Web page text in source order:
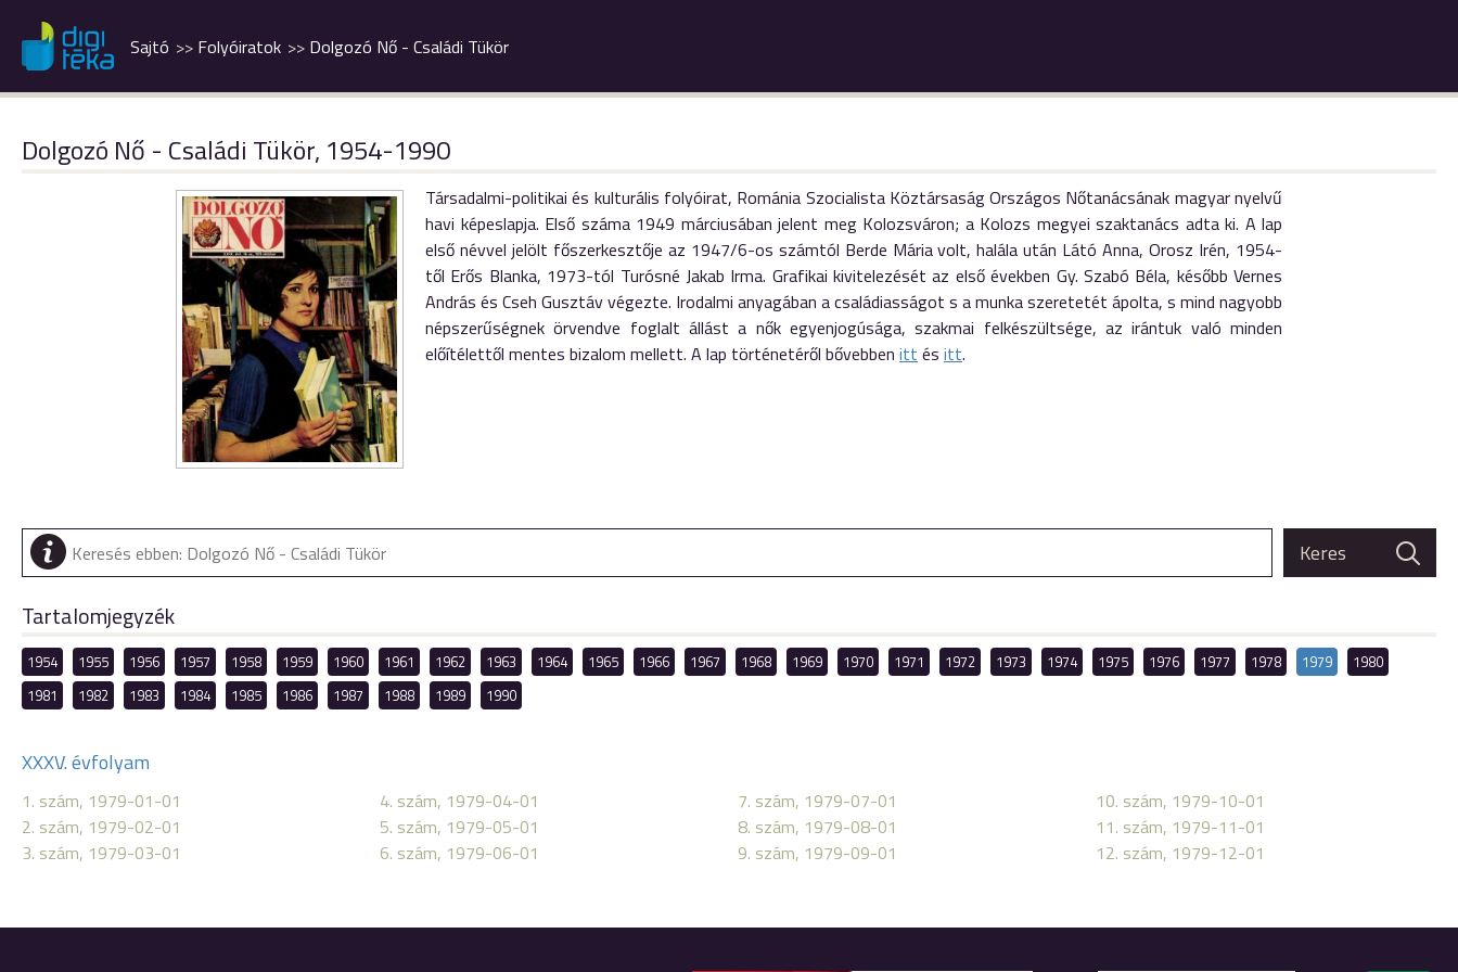
Dolgozó Nő - Családi Tükör
Folyóiratok
Sajtó
Dolgozó Nő - Családi Tükör, 1954-1990
Társadalmi-politikai és kulturális folyóirat, Románia Szocialista Köztársaság Országos Nőtanácsának magyar nyelvű
havi képeslapja. Első száma 1949 márciusában jelent meg Kolozsváron; a Kolozs megyei szaktanács adta ki. A lap
első névvel jelölt főszerkesztője az 1947/6-os számtól Berde Mária volt, halála után Látó Anna, Orosz Irén, 1954-
től Erős Blanka, 1973-tól Turósné Jakab Irma. Grafikai kivitelezését az első években Gy. Szabó Béla, később Vernes
András és Cseh Gusztáv végezte. Irodalmi anyagában a családiasságot s a munka szeretetét ápolta, s mind nagyobb
népszerűségnek örvendve foglalt állást a nők egyenjogúsága, szakmai felkészültsége, az irántuk való minden
előítélettől mentes bizalom mellett. A lap történetéről bővebben itt és itt.
Tartalomjegyzék
1954 1955 1956 1957 1958 1959 1960 1961 1962 1963 1964 1965 1966 1967 1968 1969 1970 1971 1972 1973 1974 1975 1976 1977 1978 1979
1980
1981
1982 1983 1984 1985 1986 1987 1988 1989 1990
XXXV. évfolyam
1. szám, 1979-01-01
2. szám, 1979-02-01
3. szám, 1979-03-01
4. szám, 1979-04-01
5. szám, 1979-05-01
6. szám, 1979-06-01
7. szám, 1979-07-01
8. szám, 1979-08-01
9. szám, 1979-09-01
10. szám, 1979-10-01
11. szám, 1979-11-01
12. szám, 1979-12-01